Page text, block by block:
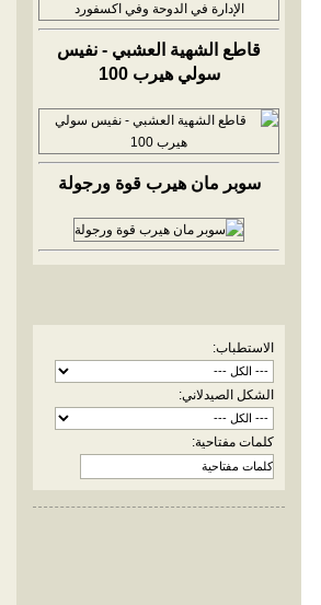
قاطع الشهية العشبي - نفيس
سولي هيرب 100
سوبر مان هيرب قوة ورجولة
الاستطباب:
الشكل الصيدلاني:
كلمات مفتاحية: